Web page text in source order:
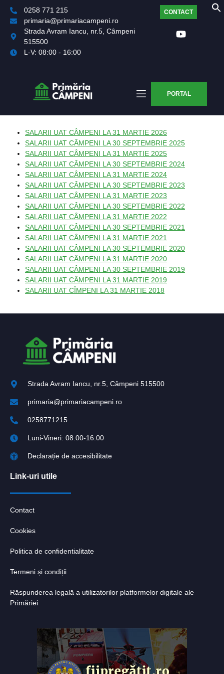
0258 771 215
primaria@primariacampeni.ro
Strada Avram Iancu, nr.5, Câmpeni
515500
L-V: 08:00 - 16:00
CONTACT
PORTAL
SALARII UAT CÂMPENI LA 31 MARTIE 2026
SALARII UAT CÂMPENI LA 30 SEPTEMBRIE 2025
SALARII UAT CÂMPENI LA 31 MARTIE 2025
SALARII UAT CÂMPENI LA 30 SEPTEMBRIE 2024
SALARII UAT CÂMPENI LA 31 MARTIE 2024
SALARII UAT CÂMPENI LA 30 SEPTEMBRIE 2023
SALARII UAT CÂMPENI LA 31 MARTIE 2023
SALARII UAT CÂMPENI LA 30 SEPTEMBRIE 2022
SALARII UAT CÂMPENI LA 31 MARTIE 2022
SALARII UAT CÂMPENI LA 30 SEPTEMBRIE 2021
SALARII UAT CÂMPENI LA 31 MARTIE 2021
SALARII UAT CÂMPENI LA 30 SEPTEMBRIE 2020
SALARII UAT CÂMPENI LA 31 MARTIE 2020
SALARII UAT CÂMPENI LA 30 SEPTEMBRIE 2019
SALARII UAT CÂMPENI LA 31 MARTIE 2019
SALARII UAT CÎMPENI LA 31 MARTIE 2018
Strada Avram Iancu, nr.5, Câmpeni 515500
primaria@primariacampeni.ro
0258771215
Luni-Vineri: 08.00-16.00
Declarație de accesibilitate
Link-uri utile
Contact
Cookies
Politica de confidentialitate
Termeni și condiții
Răspunderea legală a utilizatorilor platformelor digitale ale
Primăriei